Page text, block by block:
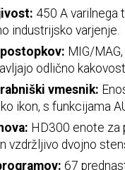
450 A varilnega
industrijsko varjenje.
MIG/
odlično kakovost
vmesnik:
ikon, s funkcijama
HD300 enote za
vzdržljivo dvojno
67